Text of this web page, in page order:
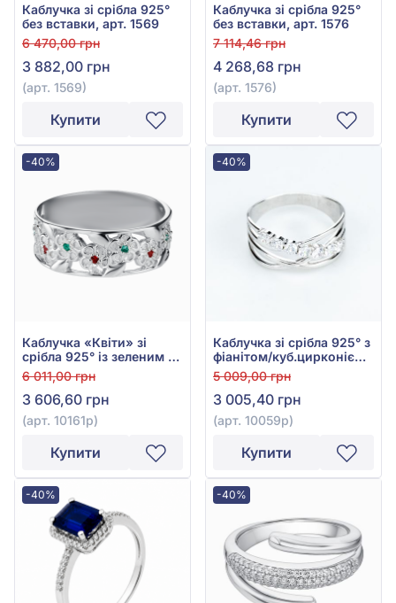
Каблучка зі срібла 925°
без вставки, арт. 1569
6 470,00 грн
3 882,00 грн
(арт. 1569)
Купити
Каблучка зі срібла 925°
без вставки, арт. 1576
7 114,46 грн
4 268,68 грн
(арт. 1576)
Купити
-40%
Каблучка «Квіти» зі
срібла 925° із зеленим та
червоним фіанітом/
куб.цирконієм, арт.
10161р
6 011,00 грн
3 606,60 грн
(арт. 10161р)
Купити
-40%
Каблучка зі срібла 925° з
фіанітом/куб.цирконієм,
арт. 10059р
5 009,00 грн
3 005,40 грн
(арт. 10059р)
Купити
-40% -40%